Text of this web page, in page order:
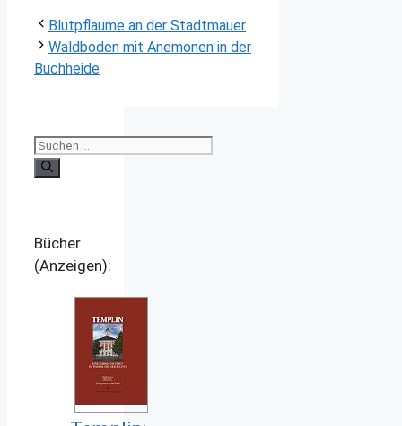
Blutpflaume an der Stadtmauer
Waldboden mit Anemonen in der
Buchheide
Suchen
nach:
Bücher
(Anzeigen):